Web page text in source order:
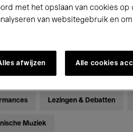
Lezingen & Debatten
Muziek
met het opslaan van cookies op
van websitegebruik en
afwijzen Alle cookies